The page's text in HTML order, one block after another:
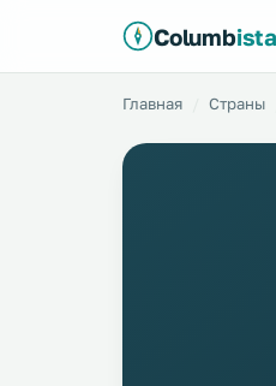
Columbista
Главная Страны